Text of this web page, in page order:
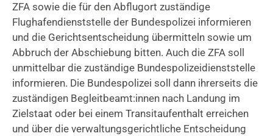
ZFA sowie die für den Abflugort zuständige
Flughafendienststelle der Bundespolizei informieren
und die Gerichtsentscheidung übermitteln sowie um
Abbruch der Abschiebung bitten. Auch die ZFA soll
unmittelbar die zuständige Bundespolizeidienststelle
informieren. Die Bundespolizei soll dann ihrerseits die
zuständigen Begleitbeamt:innen nach Landung im
Zielstaat oder bei einem Transitaufenthalt erreichen
und über die verwaltungsgerichtliche Entscheidung